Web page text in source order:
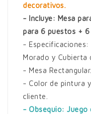
decorativos.
- Incluye: Mesa
para 6 puestos + 6
-
Morado y Cubierta
- Mesa Rectangular.
- Color de pintura
cliente.
- Obsequio: Juego